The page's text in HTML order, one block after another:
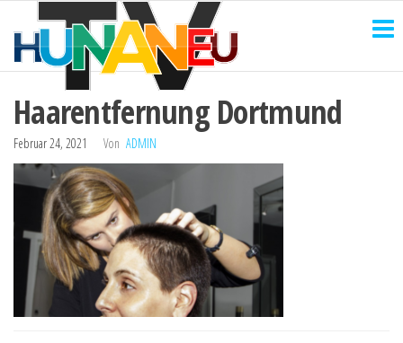
Inhalt
springen
Haarentfernung Dortmund
Februar 24, 2021 Von ADMIN